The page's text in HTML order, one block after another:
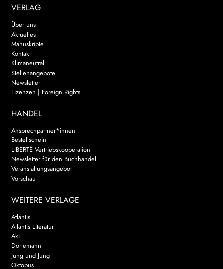
VERLAG
Über uns
Aktuelles
Manuskripte
Kontakt
Klimaneutral
Stellenangebote
Newsletter
Lizenzen | Foreign Rights
HANDEL
Ansprechpartner*innen
Bestellschein
LIBERTÉ Vertriebskooperation
Newsletter für den Buchhandel
Veranstaltungsangebot
Vorschau
WEITERE VERLAGE
Atlantis
Atlantis Literatur
Aki
Dörlemann
Jung und Jung
Oktopus